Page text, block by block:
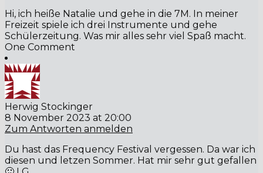
Hi, ich heiße Natalie und gehe in die 7M. In meiner
Freizeit spiele ich drei Instrumente und gehe
Schülerzeitung. Was mir alles sehr viel Spaß macht.
One Comment
Herwig Stockinger
8 November 2023 at 20:00
Zum Antworten anmelden
Du hast das Frequency Festival vergessen. Da war ich
diesen und letzen Sommer. Hat mir sehr gut gefallen